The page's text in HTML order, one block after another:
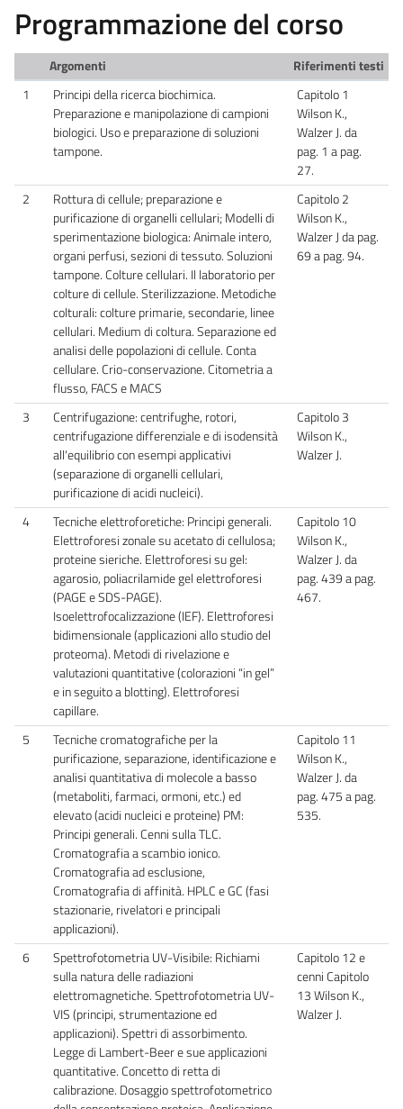
Programmazione del corso
Argomenti
Riferimenti testi
1
Principi della ricerca biochimica.
Preparazione e manipolazione di campioni
biologici. Uso e preparazione di soluzioni
tampone.
Capitolo 1
Wilson K.,
Walzer J. da
pag. 1 a pag.
27.
2
Rottura di cellule; preparazione e
purificazione di organelli cellulari; Modelli di
sperimentazione biologica: Animale intero,
organi perfusi, sezioni di tessuto. Soluzioni
tampone. Colture cellulari. Il laboratorio per
colture di cellule. Sterilizzazione. Metodiche
colturali: colture primarie, secondarie, linee
cellulari. Medium di coltura. Separazione ed
analisi delle popolazioni di cellule. Conta
cellulare. Crio-conservazione. Citometria a
flusso, FACS e MACS
Capitolo 2
Wilson K.,
Walzer J da pag.
69 a pag. 94.
3
Centrifugazione: centrifughe, rotori,
centrifugazione differenziale e di isodensità
all'equilibrio con esempi applicativi
(separazione di organelli cellulari,
purificazione di acidi nucleici).
Capitolo 3
Wilson K.,
Walzer J.
4
Tecniche elettroforetiche: Principi generali.
Elettroforesi zonale su acetato di cellulosa;
proteine sieriche. Elettroforesi su gel:
agarosio, poliacrilamide gel elettroforesi
(PAGE e SDS-PAGE).
Isoelettrofocalizzazione (IEF). Elettroforesi
bidimensionale (applicazioni allo studio del
proteoma). Metodi di rivelazione e
valutazioni quantitative (colorazioni “in gel”
e in seguito a blotting). Elettroforesi
capillare.
Capitolo 10
Wilson K.,
Walzer J. da
pag. 439 a pag.
467.
5
Tecniche cromatografiche per la
purificazione, separazione, identificazione e
analisi quantitativa di molecole a basso
(metaboliti, farmaci, ormoni, etc.) ed
elevato (acidi nucleici e proteine) PM:
Principi generali. Cenni sulla TLC.
Cromatografia a scambio ionico.
Cromatografia ad esclusione,
Cromatografia di affinità. HPLC e GC (fasi
stazionarie, rivelatori e principali
applicazioni).
Capitolo 11
Wilson K.,
Walzer J. da
pag. 475 a pag.
535.
6
Spettrofotometria UV-Visibile: Richiami
sulla natura delle radiazioni
elettromagnetiche. Spettrofotometria UV-
VIS (principi, strumentazione ed
applicazioni). Spettri di assorbimento.
Legge di Lambert-Beer e sue applicazioni
quantitative. Concetto di retta di
calibrazione. Dosaggio spettrofotometrico
Capitolo 12 e
cenni Capitolo
13 Wilson K.,
Walzer J.